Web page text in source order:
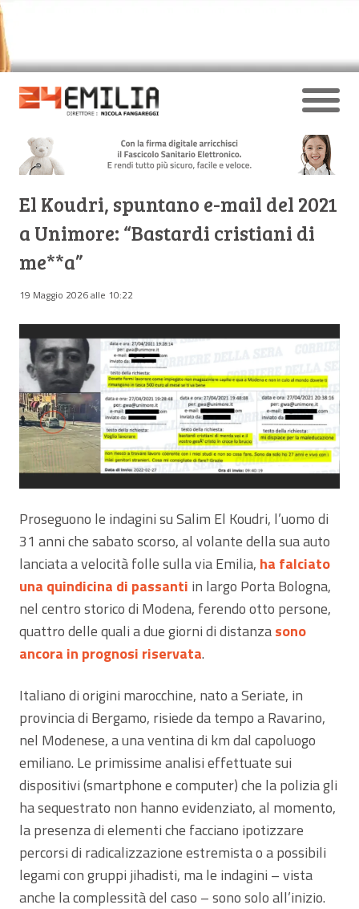
El Koudri, spuntano e-mail del 2021
a Unimore: “Bastardi cristiani di
me**a”
19 Maggio 2026 alle 10:22
Proseguono le indagini su Salim El Koudri, l’uomo di
31 anni che sabato scorso, al volante della sua auto
lanciata a velocità folle sulla via Emilia, ha falciato
una quindicina di passanti in largo Porta Bologna,
nel centro storico di Modena, ferendo otto persone,
quattro delle quali a due giorni di distanzasono
ancora in prognosi riservata.
Italiano di origini marocchine, nato a Seriate, in
provincia di Bergamo, risiede da tempo a Ravarino,
nel Modenese, a una ventina di km dal capoluogo
emiliano. Le primissime analisi effettuate sui
dispositivi (smartphone e computer) che la polizia gli
ha sequestrato non hanno evidenziato, al momento,
la presenza di elementi che facciano ipotizzare
percorsi di radicalizzazione estremista o a possibili
legami con gruppi jihadisti, ma le indagini – vista
anche la complessità del caso – sono solo all’inizio.